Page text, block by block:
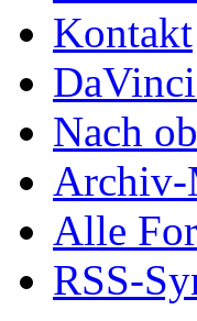
Kontakt
Nach
Archiv-
Alle
RSS-